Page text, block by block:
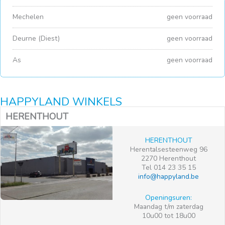
Mechelen geen voorraad
Deurne (Diest) geen voorraad
As geen voorraad
HAPPYLAND WINKELS
HERENTHOUT
HERENTHOUT
Herentalsesteenweg 96
2270 Herenthout
Tel 014 23 35 15
info@happyland.be
Openingsuren:
Maandag t/m zaterdag
10u00 tot 18u00